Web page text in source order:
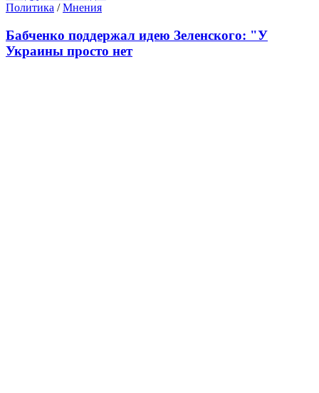
Политика /Мнения
Бабченко поддержал идею Зеленского: "У
Украины просто нет